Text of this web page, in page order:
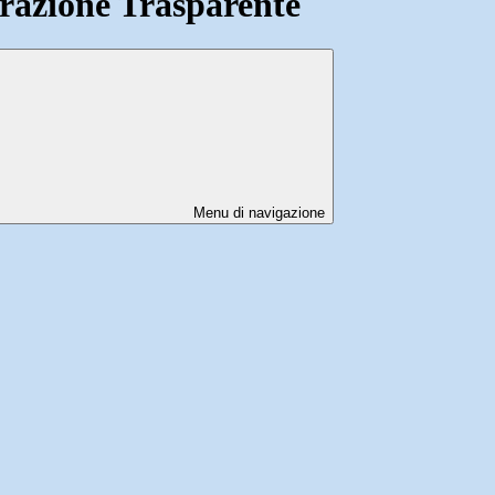
Menu di navigazione